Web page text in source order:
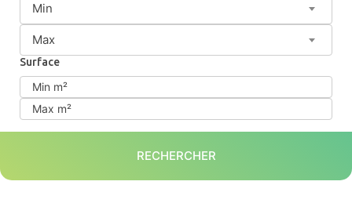
Min
Max
Surface
RECHERCHER